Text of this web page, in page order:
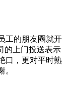
的朋友圈就开
的上门投送表示
口，更对平时熟
。